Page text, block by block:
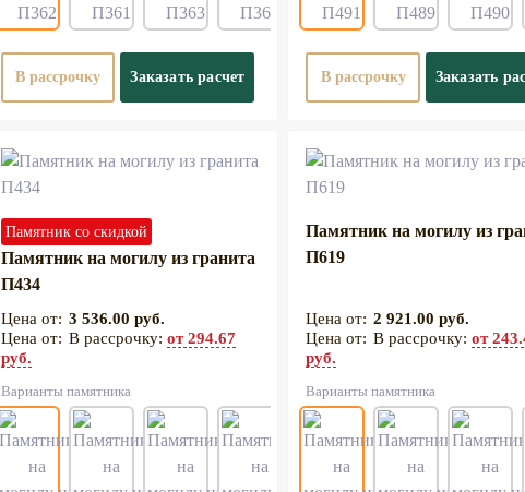
В рассрочку Заказать расчет В рассрочку Заказать
Памятник со скидкой
Памятник на могилу из гранита
П434
3 536.00 руб.
В рассрочку: от 294.67
руб.
Варианты памятника
Памятник на могилу из
П619
2 921.00 руб.
В рассрочку:от
руб.
Варианты памятника